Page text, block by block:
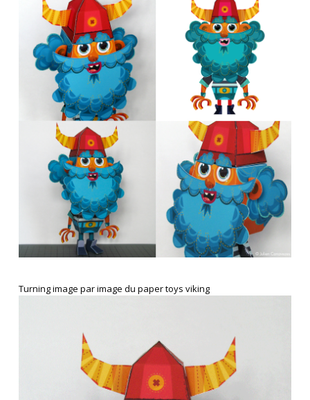
Turning image par image du paper toys viking